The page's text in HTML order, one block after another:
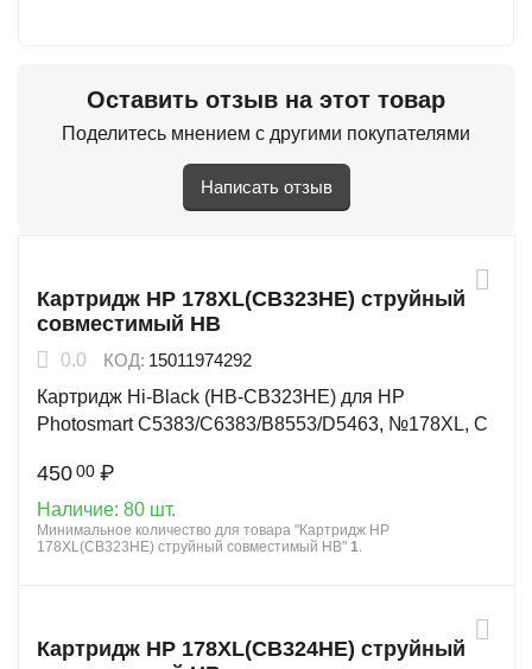
Оставить отзыв на этот товар
Поделитесь мнением с другими покупателями
Написать отзыв
Картридж HP 178XL(CB323HE) струйный
совместимый HB
0.0 КОД: 15011974292
Картридж Hi-Black (HB-CB323HE) для HP
Photosmart C5383/C6383/B8553/D5463, №178XL, C
450 00 ₽
Наличие: 80 шт.
Минимальное количество для товара "Картридж HP
178XL(CB323HE) струйный совместимый HB" 1.
Картридж HP 178XL(CB324HE) струйный